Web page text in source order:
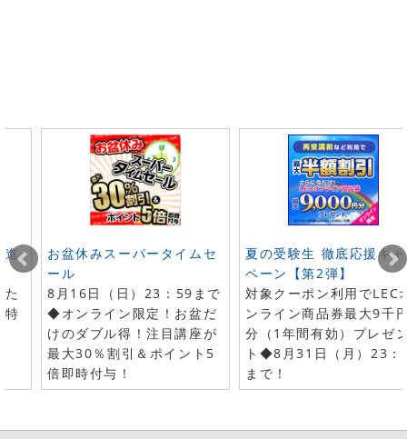
進
特
お盆休みスーパータイムセ
ール
8月16日（日）23：59まで
◆オンライン限定！お盆だ
けのダブル得！注目講座が
最大30％割引＆ポイント5
倍即時付与！
夏の受験生 徹底応援キ
ペーン【第2弾】
対象クーポン利用でLEC
ンライン商品券最大9千
分（1年間有効）プレゼ
ト◆8月31日（月）23：
まで！